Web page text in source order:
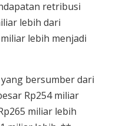
retribusi
lebih dari
lebih menjadi
bersumber dari
Rp254 miliar
miliar lebih